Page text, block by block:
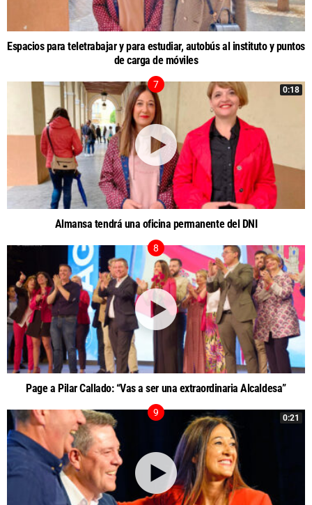
Espacios para teletrabajar y para estudiar, autobús al instituto y puntos
de carga de móviles
0:18
Almansa tendrá una oficina permanente del DNI
Page a Pilar Callado: “Vas a ser una extraordinaria Alcaldesa”
0:21